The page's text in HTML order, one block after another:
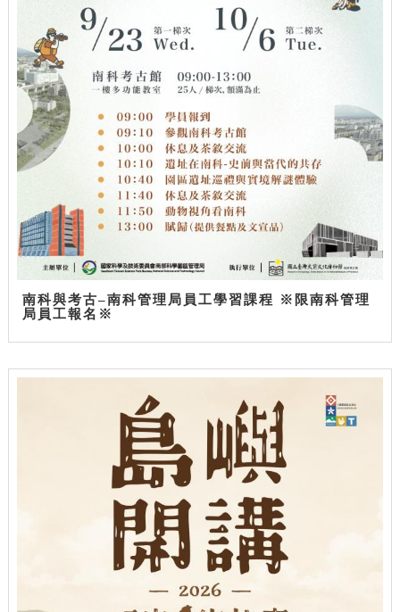
南科與考古–南科管理局員工學習課程 ※限南科管理
局員工報名※